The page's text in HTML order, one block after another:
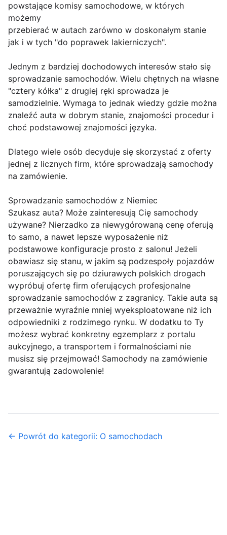
powstające komisy samochodowe, w których
możemy
przebierać w autach zarówno w doskonałym stanie
jak i w tych "do poprawek lakierniczych".
Jednym z bardziej dochodowych interesów stało się
sprowadzanie samochodów. Wielu chętnych na własne
"cztery kółka" z drugiej ręki sprowadza je
samodzielnie. Wymaga to jednak wiedzy gdzie można
znaleźć auta w dobrym stanie, znajomości procedur i
choć podstawowej znajomości języka.
Dlatego wiele osób decyduje się skorzystać z oferty
jednej z licznych firm, które sprowadzają samochody
na zamówienie.
Sprowadzanie samochodów z Niemiec
Szukasz auta? Może zainteresują Cię samochody
używane? Nierzadko za niewygórowaną cenę oferują
to samo, a nawet lepsze wyposażenie niż
podstawowe konfiguracje prosto z salonu! Jeżeli
obawiasz się stanu, w jakim są podzespoły pojazdów
poruszających się po dziurawych polskich drogach
wypróbuj ofertę firm oferujących profesjonalne
sprowadzanie samochodów z zagranicy. Takie auta są
przeważnie wyraźnie mniej wyeksploatowane niż ich
odpowiedniki z rodzimego rynku. W dodatku to Ty
możesz wybrać konkretny egzemplarz z portalu
aukcyjnego, a transportem i formalnościami nie
musisz się przejmować! Samochody na zamówienie
gwarantują zadowolenie!
← Powrót do kategorii: O samochodach